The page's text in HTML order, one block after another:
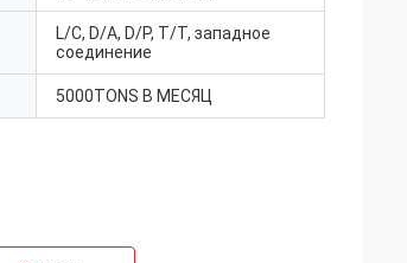
L/C, D/A, D/P, T/T, западное
соединение
5000TONS В МЕСЯЦ